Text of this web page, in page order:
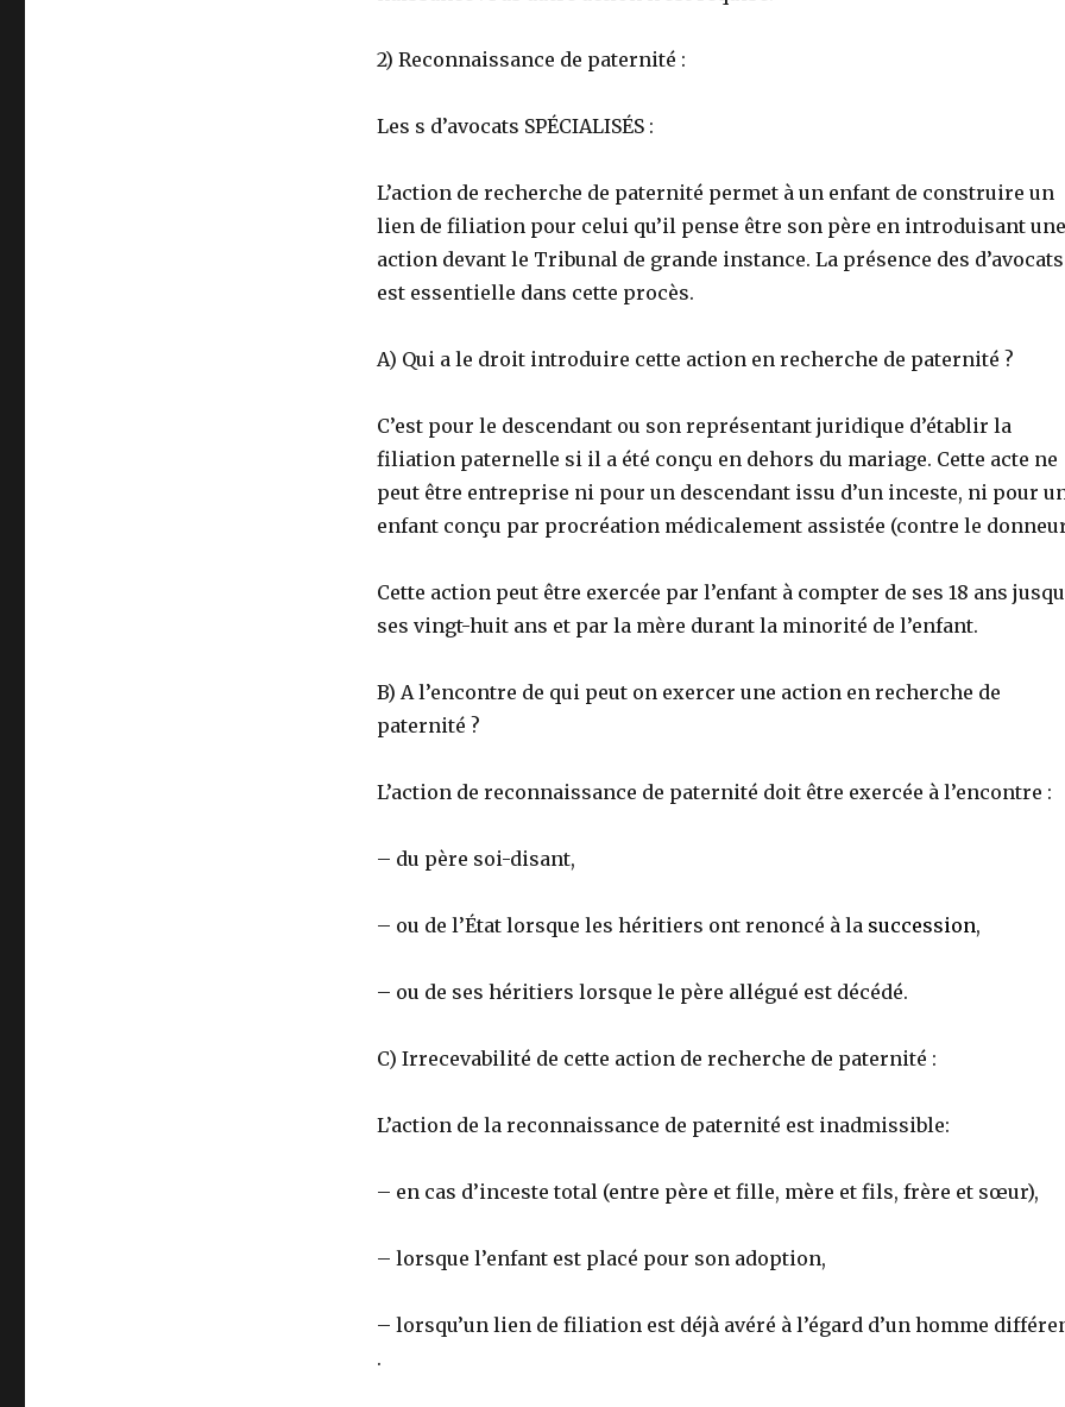
2) Reconnaissance de paternité :
Les s d’avocats SPÉCIALISÉS :
L’action de recherche de paternité permet à un enfant de construire un
lien de filiation pour celui qu’il pense être son père en introduisant une
action devant le Tribunal de grande instance. La présence des d’avocats
est essentielle dans cette procès.
A) Qui a le droit introduire cette action en recherche de paternité ?
C’est pour le descendant ou son représentant juridique d’établir la
filiation paternelle si il a été conçu en dehors du mariage. Cette acte ne
peut être entreprise ni pour un descendant issu d’un inceste, ni pour
enfant conçu par procréation médicalement assistée (contre le
Cette action peut être exercée par l’enfant à compter de ses 18 ans
ses vingt-huit ans et par la mère durant la minorité de l’enfant.
B) A l’encontre de qui peut on exercer une action en recherche de
paternité ?
L’action de reconnaissance de paternité doit être exercée à l’encontre :
– du père soi-disant,
– ou de l’État lorsque les héritiers ont renoncé à la succession,
– ou de ses héritiers lorsque le père allégué est décédé.
C) Irrecevabilité de cette action de recherche de paternité :
L’action de la reconnaissance de paternité est inadmissible:
– en cas d’inceste total (entre père et fille, mère et fils, frère et sœur),
– lorsque l’enfant est placé pour son adoption,
– lorsqu’un lien de filiation est déjà avéré à l’égard d’un homme
.